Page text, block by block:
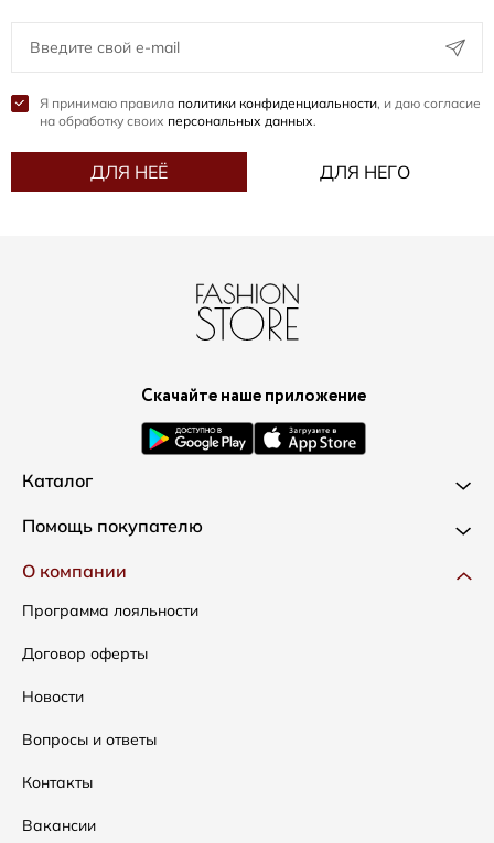
Я принимаю правила политики конфиденциальности, и даю согласие
на обработку своих персональных данных.
ДЛЯ НЕЁ ДЛЯ НЕГО
Скачайте наше приложение
Каталог
Новинки
Одежда
Сумки
Аксессуары
Распродажа
Подарочные сертификаты
Помощь покупателю
Доставка и оплата
Как оформить заказ
Условия возвратов
Таблица размеров
Уход за одеждой
О компании
Программа лояльности
Договор оферты
Новости
Вопросы и ответы
Контакты
Вакансии